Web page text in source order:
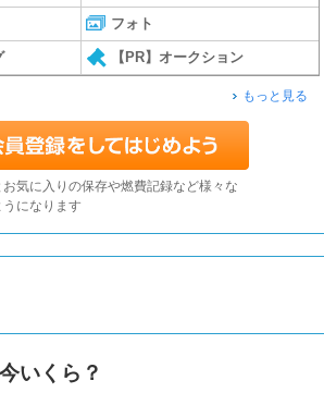
フォト
【PR】オークション
もっと見る
お気に入りの保存や燃費記録など様々な
になります
いくら？